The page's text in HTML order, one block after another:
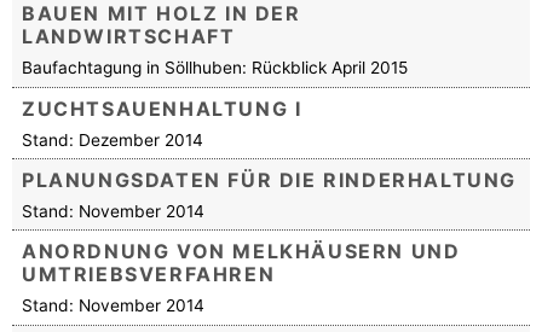
BAUEN MIT HOLZ IN DER
LANDWIRTSCHAFT
Baufachtagung in Söllhuben: Rückblick April 2015
ZUCHTSAUENHALTUNG I
Stand: Dezember 2014
PLANUNGSDATEN FÜR DIE RINDERHALTUNG
Stand: November 2014
ANORDNUNG VON MELKHÄUSERN UND
UMTRIEBSVERFAHREN
Stand: November 2014